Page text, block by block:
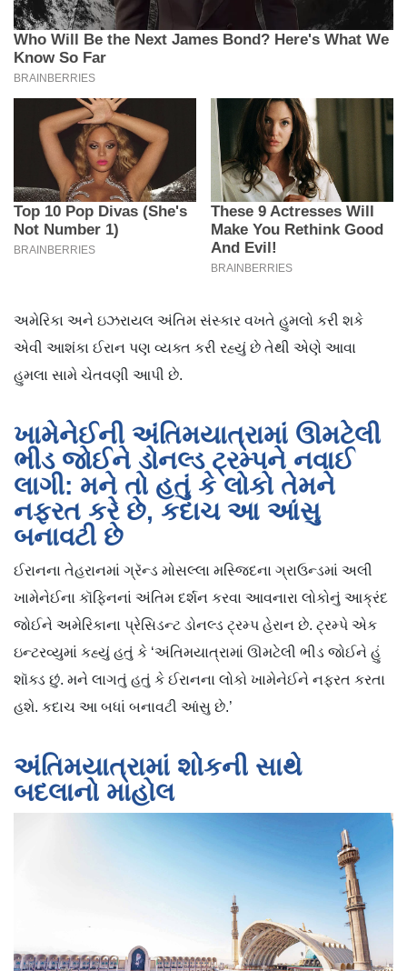
અમેરિકા અને ઇઝરાયલ અંતિમ સંસ્કાર વખતે હુમલો કરી શકે
એવી આશંકા ઈરાન પણ વ્યક્ત કરી રહ્યું છે તેથી એણે આવા
હુમલા સામે ચેતવણી આપી છે.
ખામેનેઈની અંતિમયાત્રામાં ઊમટેલી
ભીડ જોઈને ડોનલ્ડ ટ્રમ્પને નવાઈ
લાગી: મને તો હતું કે લોકો તેમને
નફરત કરે છે, કદાચ આ આંસુ
બનાવટી છે
ઈરાનના તેહરાનમાં ગ્રૅન્ડ મોસલ્લા મસ્જિદના ગ્રાઉન્ડમાં અલી
ખામેનેઈના કૉફિનનાં અંતિમ દર્શન કરવા આવનારા લોકોનું આક્રંદ
જોઈને અમેરિકાના પ્રેસિડન્ટ ડોનલ્ડ ટ્રમ્પ હેરાન છે. ટ્રમ્પે એક
ઇન્ટરવ્યુમાં કહ્યું હતું કે ‘અંતિમયાત્રામાં ઊમટેલી ભીડ જોઈને હું
શૉક્ડ છું. મને લાગતું હતું કે ઈરાનના લોકો ખામેનેઈને નફરત કરતા
હશે. કદાચ આ બધાં બનાવટી આંસુ છે.’
અંતિમયાત્રામાં શોકની સાથે
બદલાનો માહોલ